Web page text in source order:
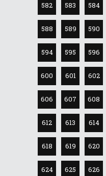
582 583 584
588 589 590
594 595 596
600 601 602
606 607 608
612 613 614
618 619 620
624 625 626